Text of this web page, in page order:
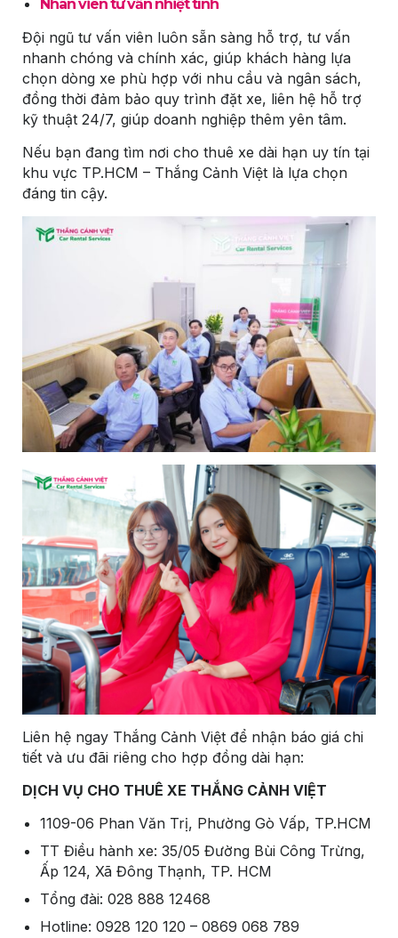
Nhân viên tư vấn nhiệt tình
Đội ngũ tư vấn viên luôn sẵn sàng hỗ trợ, tư vấn
nhanh chóng và chính xác, giúp khách hàng lựa
chọn dòng xe phù hợp với nhu cầu và ngân sách,
đồng thời đảm bảo quy trình đặt xe, liên hệ hỗ trợ
kỹ thuật 24/7, giúp doanh nghiệp thêm yên tâm.
Nếu bạn đang tìm nơi cho thuê xe dài hạn uy tín tại
khu vực TP.HCM – Thắng Cảnh Việt là lựa chọn
đáng tin cậy.
Liên hệ ngay Thắng Cảnh Việt để nhận báo giá chi
tiết và ưu đãi riêng cho hợp đồng dài hạn:
DỊCH VỤ CHO THUÊ XE THẮNG CẢNH VIỆT
1109-06 Phan Văn Trị, Phường Gò Vấp, TP.HCM
TT Điều hành xe: 35/05 Đường Bùi Công Trừng,
Ấp 124, Xã Đông Thạnh, TP. HCM
Tổng đài: 028 888 12468
Hotline: 0928 120 120 – 0869 068 789